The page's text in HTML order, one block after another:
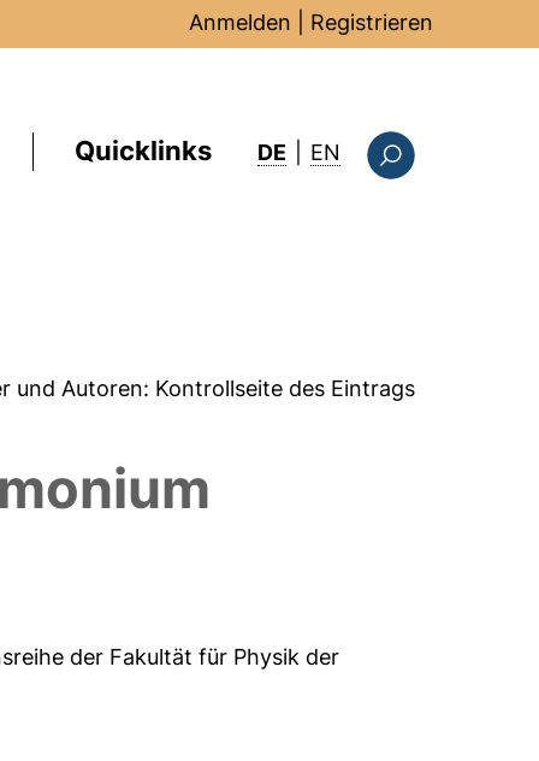
Anmelden Registrieren
Quicklinks DE EN : this page in
und Autoren: Kontrollseite des Eintrags
der Fakultät für Physik der